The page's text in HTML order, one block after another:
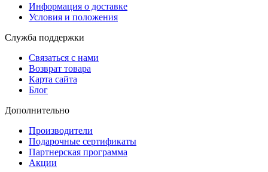
Информация о доставке
Условия и положения
Служба поддержки
Связаться с нами
Возврат товара
Карта сайта
Блог
Дополнительно
Производители
Подарочные сертификаты
Партнерская программа
Акции